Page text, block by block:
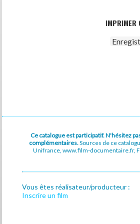
IMPRIMER
Ce catalogue est participatif. N'hésitez
complémentaires.Sources de ce
Unifrance, www.film-documentaire.fr,
Vous êtes réalisateur/producteur :
Inscrire un film